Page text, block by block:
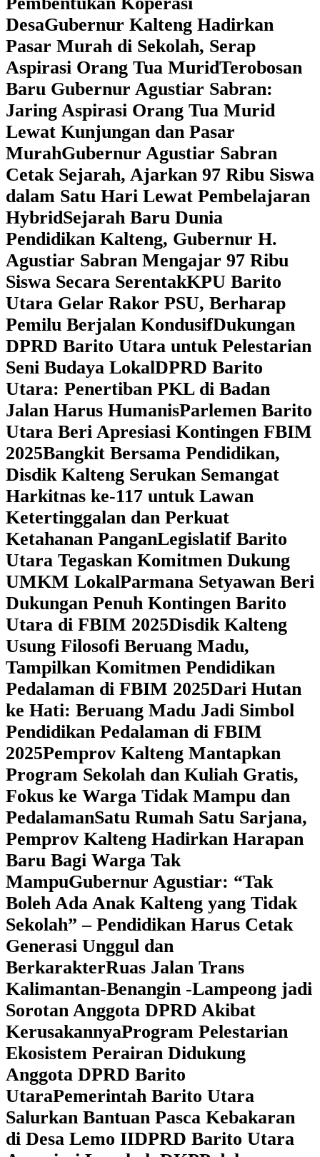
Desa‎Gubernur Kalteng Hadirkan
Pasar Murah di Sekolah, Serap
Aspirasi Orang Tua Murid‎Terobosan
Baru Gubernur Agustiar Sabran:
Jaring Aspirasi Orang Tua Murid
Lewat Kunjungan dan Pasar
MurahGubernur Agustiar Sabran
Cetak Sejarah, Ajarkan 97 Ribu Siswa
dalam Satu Hari Lewat Pembelajaran
HybridSejarah Baru Dunia
Pendidikan Kalteng, Gubernur H.
Agustiar Sabran Mengajar 97 Ribu
Siswa Secara SerentakKPU Barito
Utara Gelar Rakor PSU, Berharap
Pemilu Berjalan KondusifDukungan
DPRD Barito Utara untuk Pelestarian
Seni Budaya LokalDPRD Barito
Utara: Penertiban PKL di Badan
Jalan Harus HumanisParlemen Barito
Utara Beri Apresiasi Kontingen FBIM
2025‎Bangkit Bersama Pendidikan,
Disdik Kalteng Serukan Semangat
Harkitnas ke-117 untuk Lawan
Ketertinggalan dan Perkuat
Ketahanan PanganLegislatif Barito
Utara Tegaskan Komitmen Dukung
UMKM LokalParmana Setyawan Beri
Dukungan Penuh Kontingen Barito
Utara di FBIM 2025Disdik Kalteng
Usung Filosofi Beruang Madu,
Tampilkan Komitmen Pendidikan
Pedalaman di FBIM 2025‎Dari Hutan
ke Hati: Beruang Madu Jadi Simbol
Pendidikan Pedalaman di FBIM
2025‎Pemprov Kalteng Mantapkan
Program Sekolah dan Kuliah Gratis,
Fokus ke Warga Tidak Mampu dan
Pedalaman‎Satu Rumah Satu Sarjana,
Pemprov Kalteng Hadirkan Harapan
Baru Bagi Warga Tak
Mampu‎Gubernur Agustiar: “Tak
Boleh Ada Anak Kalteng yang Tidak
Sekolah” – Pendidikan Harus Cetak
Generasi Unggul dan
BerkarakterRuas Jalan Trans
Kalimantan-Benangin -Lampeong jadi
Sorotan Anggota DPRD Akibat
KerusakannyaProgram Pelestarian
Ekosistem Perairan Didukung
Anggota DPRD Barito
UtaraPemerintah Barito Utara
Salurkan Bantuan Pasca Kebakaran
di Desa Lemo IIDPRD Barito Utara